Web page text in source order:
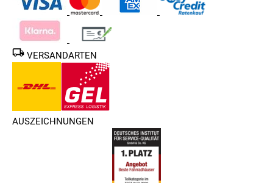
VERSANDARTEN
AUSZEICHNUNGEN